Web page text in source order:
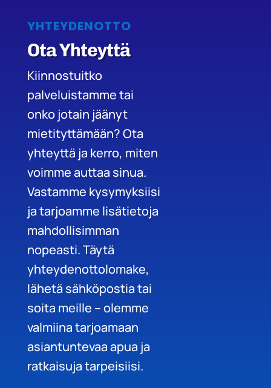
YHTEYDENOTTO
Ota Yhteyttä
Kiinnostuitko
palveluistamme tai
onko jotain jäänyt
mietityttämään? Ota
yhteyttä ja kerro, miten
voimme auttaa sinua.
Vastamme kysymyksiisi
ja tarjoamme lisätietoja
mahdollisimman
nopeasti. Täytä
yhteydenottolomake,
lähetä sähköpostia tai
soita meille – olemme
valmiina tarjoamaan
asiantuntevaa apua ja
ratkaisuja tarpeisiisi.